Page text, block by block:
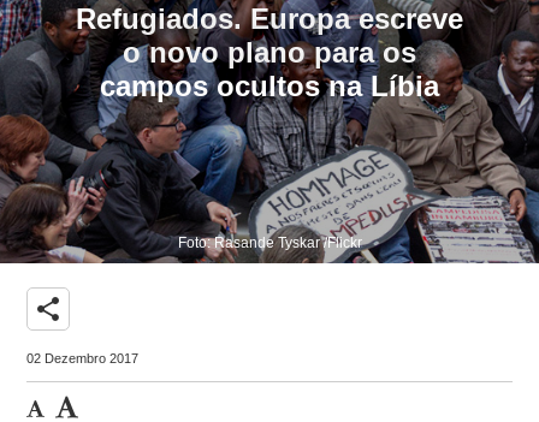
Refugiados. Europa escreve
o novo plano para os
campos ocultos na Líbia
Foto: Rasande Tyskar /Flickr
share
02 Dezembro 2017